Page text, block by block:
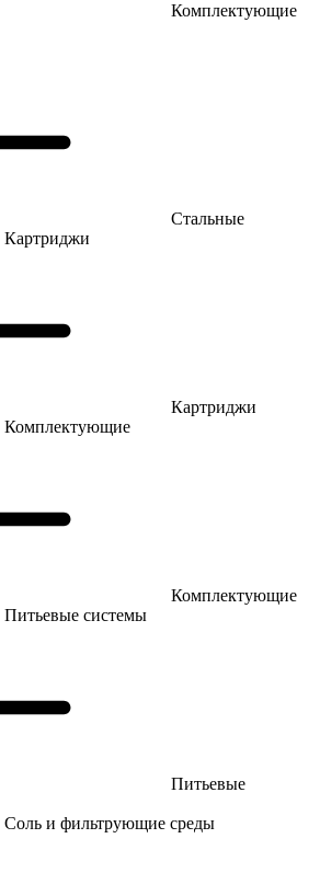
Комплектующие
Стальные
Картриджи
Картриджи
Комплектующие
Комплектующие
Питьевые системы
Питьевые
Соль и фильтрующие среды